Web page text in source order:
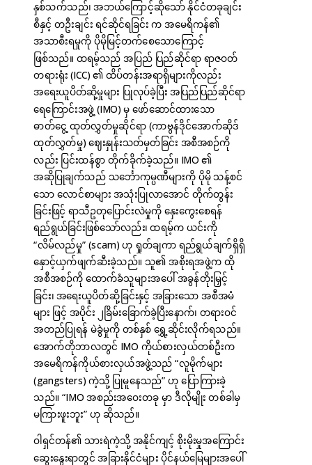
နှစ်သက်သည်၊ အဘယ်ကြောင့်ဆိုသော် နိုင်ငံတခုချင်း
စီနှင့် တဦးချင်း ရင်ဆိုင်ရခြင်း က အမေရိကန်၏
အသာစီးရမှုကို ပိုမိုမြင့်တက်စေသောကြောင့်
ဖြစ်သည်။ ထရမ့်သည် အပြည် ပြည်ဆိုင်ရာ ရာဇဝတ်
တရားရုံး (ICC) ၏ ထိပ်တန်းအရာရှိများကိုလည်း
အရေးယူပိတ်ဆို့မှုများ ပြုလုပ်ခဲ့ပြီး အပြည်ပြည်ဆိုင်ရာ
ရေကြောင်းအဖွဲ့ (IMO) မှ ဖော်ဆောင်ထားသော
ဓာတ်ငွေ့ ထုတ်လွှတ်မှုဆိုင်ရာ (ကာဗွန်ဒိုင်အောက်ဆိုဒ်
ထုတ်လွှတ်မှု) ဈေးနှုန်းသတ်မှတ်ခြင်း အစီအစဉ်ကို
လည်း ပြင်းထန်စွာ တိုက်ခိုက်ခဲ့သည်။ IMO ၏
အဆိုပြုချက်သည် သင်္ဘောကုမ္ပဏီများကို ပိုမို သန့်စင်
သော လောင်စာများ အသုံးပြုလာအောင် တိုက်တွန်း
ခြင်းဖြင့် ရာသီဥတုပြောင်းလဲမှုကို နှေးကွေးစေရန်
ရည်ရွယ်ခြင်းဖြစ်သော်လည်း၊ ထရမ့်က ယင်းကို
“လိမ်လည်မှု” (scam) ဟု ရှုတ်ချကာ ရည်ရွယ်ချက်ရှိရှိ
နှောင့်ယှက်ဖျက်ဆီးခဲ့သည်။ သူ၏ အစိုးရအဖွဲ့က ထို
အစီအစဉ်ကို ထောက်ခံသူများအပေါ် အခွန်တိုးမြှင့်
ခြင်း၊ အရေးယူပိတ်ဆို့ခြင်းနှင့် အခြားသော အစီအမံ
များ ဖြင့် အပိုင်း ၂ခြိမ်းခြောက်ခဲ့ပြီးနောက်၊ တရားဝင်
အတည်ပြုရန် မဲခွဲမှုကို တစ်နှစ် ရွှေ့ဆိုင်းလိုက်ရသည်။
အောက်တိုဘာလတွင် IMO ကိုယ်စားလှယ်တစ်ဦးက
အမေရိကန်ကိုယ်စားလှယ်အဖွဲ့သည် “လူမိုက်များ
(gangsters) ကဲ့သို့ ပြုမူနေသည်” ဟု ပြောကြားခဲ့
သည်။ “IMO အစည်းအဝေးတခု မှာ ဒီလိုမျိုး တစ်ခါမှ
မကြားဖူးဘူး” ဟု ဆိုသည်။
ဝါရှင်တန်၏ သားရဲကဲ့သို့ အနိုင်ကျင့် စိုးမိုးမှုအကြောင်း
ဆွေးနွေးရာတွင် အခြားနိုင်ငံများ ပိုင်နယ်မြေများအပေါ်